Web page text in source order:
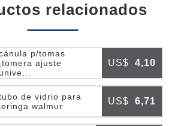
relacionados
p/tomas
,tomera ajuste
unive...
US$ 4,10
de vidrio para
jeringa walmur
US$ 6,71